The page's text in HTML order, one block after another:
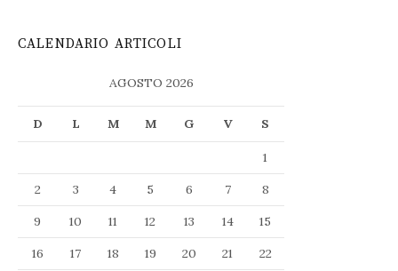
CALENDARIO ARTICOLI
AGOSTO 2026
D L M M G V S
1
2
3 4 5 6 7
8
9
10 11 12 13 14
15
16
17 18 19 20 21
22